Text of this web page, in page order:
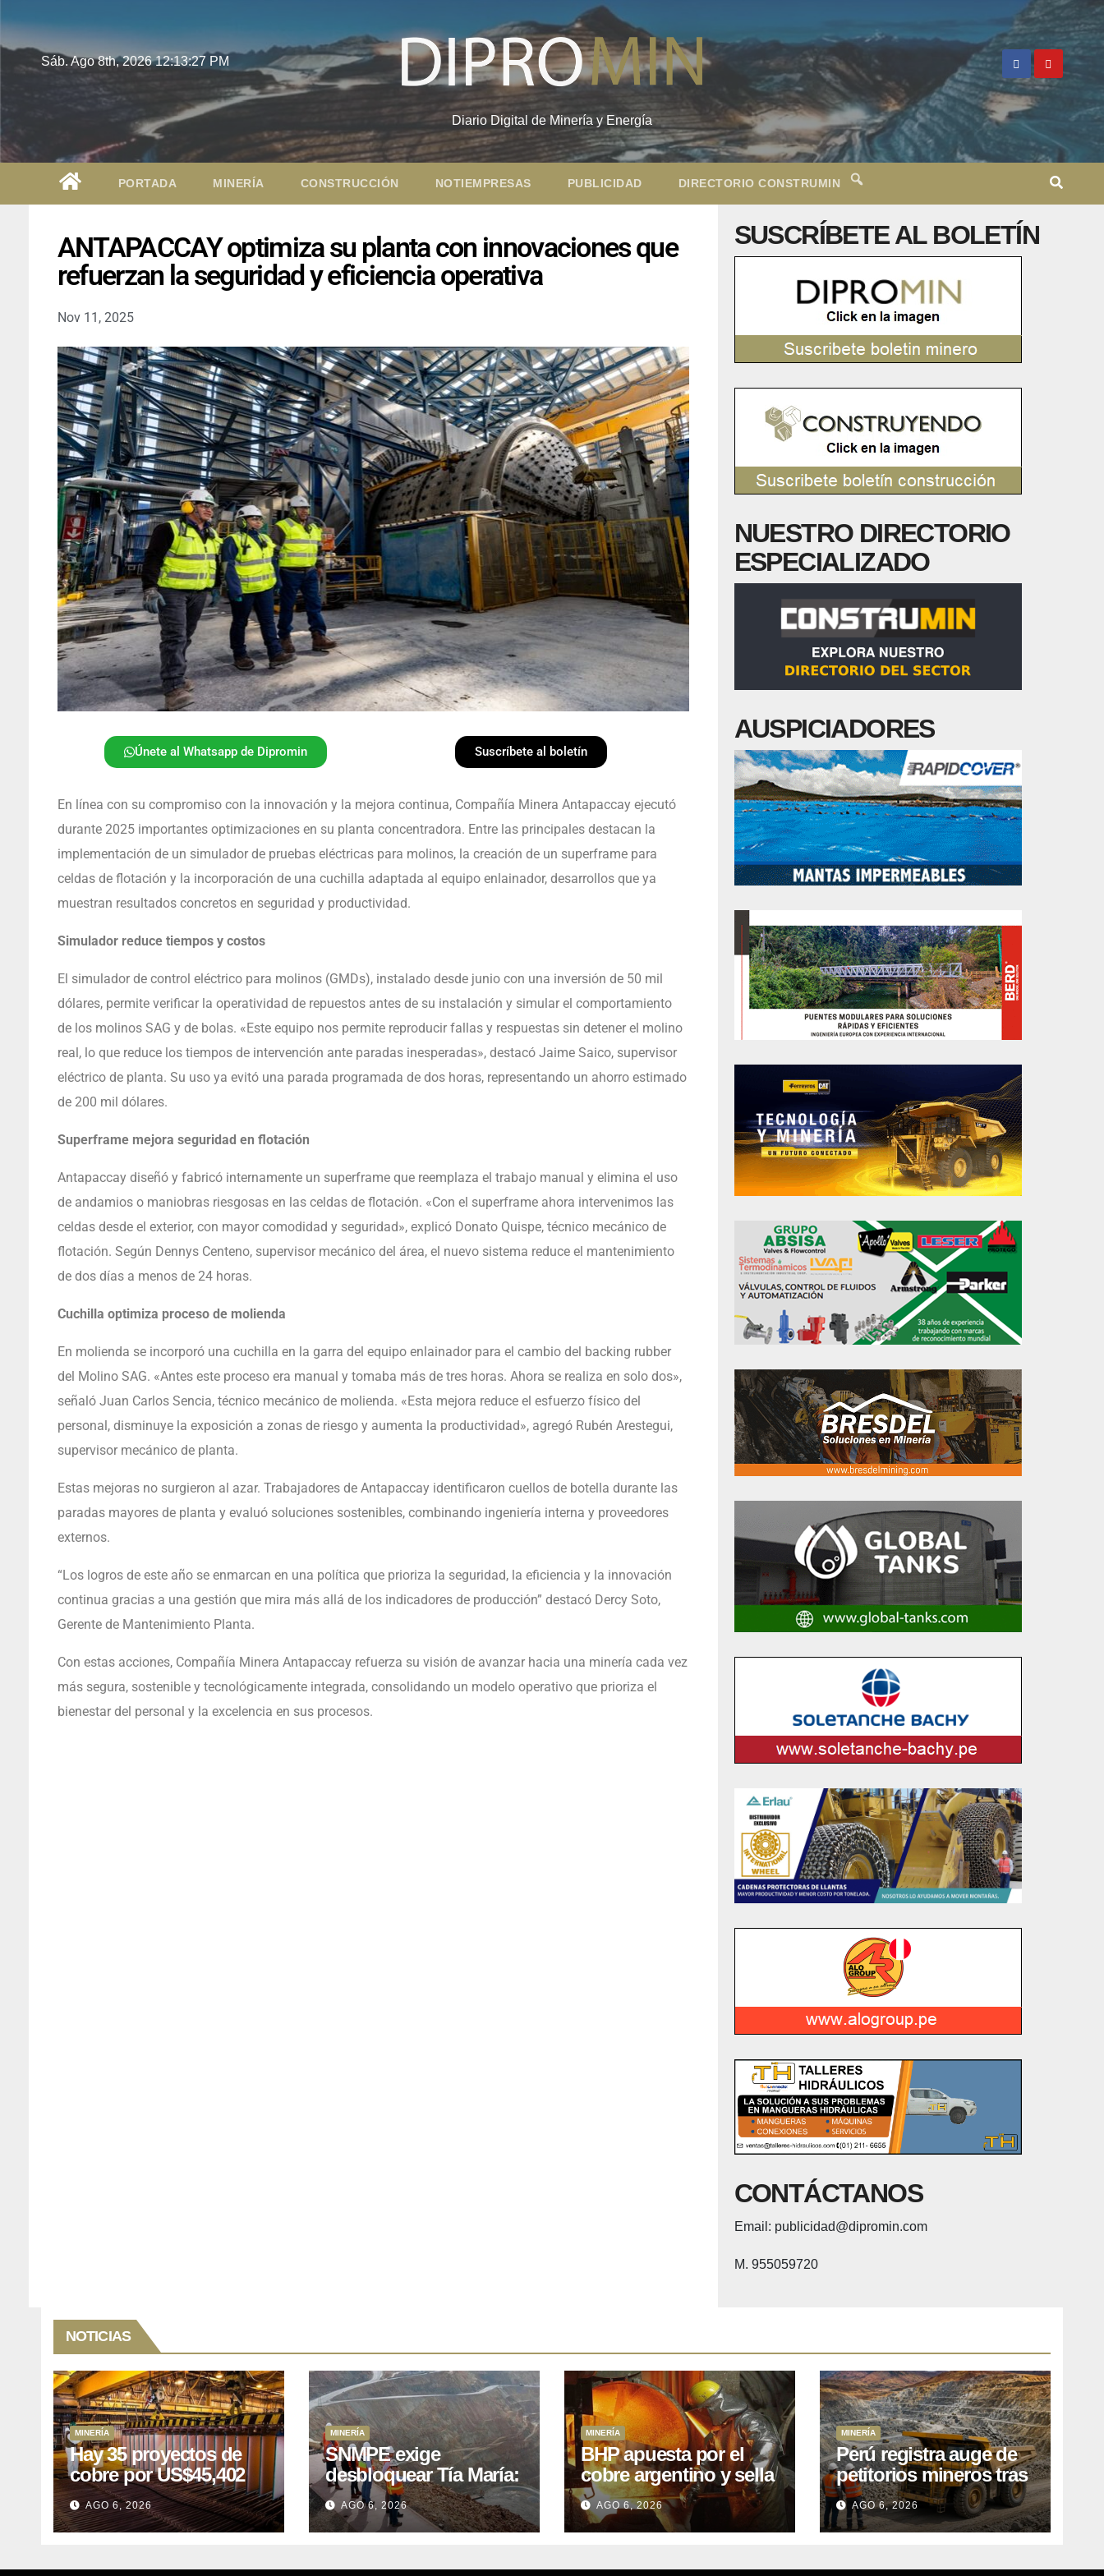
Sáb. Ago 8th, 202612:13:28 PM
Diario Digital de Minería y Energía
PORTADA MINERÍA CONSTRUCCIÓN NOTIEMPRESAS PUBLICIDAD DIRECTORIO CONSTRUMIN
ANTAPACCAY optimiza su planta con innovaciones que
refuerzan la seguridad y eficiencia operativa
Nov 11, 2025
Únete al Whatsapp de Dipromin Suscríbete al boletín
En línea con su compromiso con la innovación y la mejora continua, Compañía Minera Antapaccay ejecutó
durante 2025 importantes optimizaciones en su planta concentradora. Entre las principales destacan la
implementación de un simulador de pruebas eléctricas para molinos, la creación de un superframe para
celdas de flotación y la incorporación de una cuchilla adaptada al equipo enlainador, desarrollos que ya
muestran resultados concretos en seguridad y productividad.
Simulador reduce tiempos y costos
El simulador de control eléctrico para molinos (GMDs), instalado desde junio con una inversión de 50 mil
dólares, permite verificar la operatividad de repuestos antes de su instalación y simular el comportamiento
de los molinos SAG y de bolas. «Este equipo nos permite reproducir fallas y respuestas sin detener el molino
real, lo que reduce los tiempos de intervención ante paradas inesperadas», destacó Jaime Saico, supervisor
eléctrico de planta. Su uso ya evitó una parada programada de dos horas, representando un ahorro estimado
de 200 mil dólares.
Superframe mejora seguridad en flotación
Antapaccay diseñó y fabricó internamente un superframe que reemplaza el trabajo manual y elimina el uso
de andamios o maniobras riesgosas en las celdas de flotación. «Con el superframe ahora intervenimos las
celdas desde el exterior, con mayor comodidad y seguridad», explicó Donato Quispe, técnico mecánico de
flotación. Según Dennys Centeno, supervisor mecánico del área, el nuevo sistema reduce el mantenimiento
de dos días a menos de 24 horas.
Cuchilla optimiza proceso de molienda
En molienda se incorporó una cuchilla en la garra del equipo enlainador para el cambio del backing rubber
del Molino SAG. «Antes este proceso era manual y tomaba más de tres horas. Ahora se realiza en solo dos»,
señaló Juan Carlos Sencia, técnico mecánico de molienda. «Esta mejora reduce el esfuerzo físico del
personal, disminuye la exposición a zonas de riesgo y aumenta la productividad», agregó Rubén Arestegui,
supervisor mecánico de planta.
Estas mejoras no surgieron al azar. Trabajadores de Antapaccay identificaron cuellos de botella durante las
paradas mayores de planta y evaluó soluciones sostenibles, combinando ingeniería interna y proveedores
externos.
“Los logros de este año se enmarcan en una política que prioriza la seguridad, la eficiencia y la innovación
continua gracias a una gestión que mira más allá de los indicadores de producción” destacó Dercy Soto,
Gerente de Mantenimiento Planta.
Con estas acciones, Compañía Minera Antapaccay refuerza su visión de avanzar hacia una minería cada vez
más segura, sostenible y tecnológicamente integrada, consolidando un modelo operativo que prioriza el
bienestar del personal y la excelencia en sus procesos.
SUSCRÍBETE AL BOLETÍN
NUESTRO DIRECTORIO
ESPECIALIZADO
AUSPICIADORES
CONTÁCTANOS
Email: publicidad@dipromin.com
M. 955059720
NOTICIAS
MINERÍA
Hay 35 proyectos de
cobre por US$45,402
millones que Perú
puede aprovechar
AGO 6, 2026
MINERÍA
SNMPE exige
desbloquear Tía María:
el proyecto de
US$1.400M que Perú
lleva 15 años
AGO 6, 2026
MINERÍA
BHP apuesta por el
cobre argentino y sella
acuerdo con Kobrea
para siete proyecto
AGO 6, 2026
MINERÍA
Perú registra auge de
petitorios mineros tras
liberación de más de
mil concesiones para
explorar cobre y oro
AGO 6, 2026